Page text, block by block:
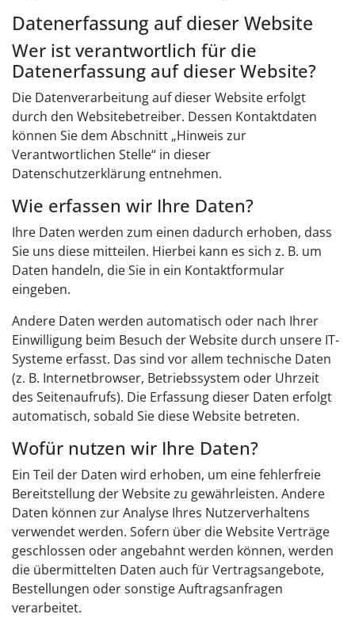
Datenerfassung auf dieser Website
Wer ist verantwortlich für die
Datenerfassung auf dieser Website?
Die Datenverarbeitung auf dieser Website erfolgt
durch den Websitebetreiber. Dessen Kontaktdaten
können Sie dem Abschnitt „Hinweis zur
Verantwortlichen Stelle“ in dieser
Datenschutzerklärung entnehmen.
Wie erfassen wir Ihre Daten?
Ihre Daten werden zum einen dadurch erhoben, dass
Sie uns diese mitteilen. Hierbei kann es sich z. B. um
Daten handeln, die Sie in ein Kontaktformular
eingeben.
Andere Daten werden automatisch oder nach Ihrer
Einwilligung beim Besuch der Website durch unsere IT-
Systeme erfasst. Das sind vor allem technische Daten
(z. B. Internetbrowser, Betriebssystem oder Uhrzeit
des Seitenaufrufs). Die Erfassung dieser Daten erfolgt
automatisch, sobald Sie diese Website betreten.
Wofür nutzen wir Ihre Daten?
Ein Teil der Daten wird erhoben, um eine fehlerfreie
Bereitstellung der Website zu gewährleisten. Andere
Daten können zur Analyse Ihres Nutzerverhaltens
verwendet werden. Sofern über die Website Verträge
geschlossen oder angebahnt werden können, werden
die übermittelten Daten auch für Vertragsangebote,
Bestellungen oder sonstige Auftragsanfragen
verarbeitet.